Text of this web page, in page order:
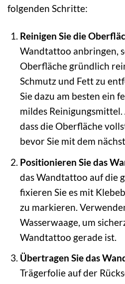
folgenden Schritte:
Reinigen Sie die
Wandtattoo anbringen,
Oberfläche gründlich
Schmutz und Fett zu
Sie dazu am besten ein
mildes Reinigungsmittel.
dass die Oberfläche
bevor Sie mit dem
Positionieren Sie das
das Wandtattoo auf die
fixieren Sie es mit
zu markieren.
Wasserwaage, um
Wandtattoo gerade ist.
Übertragen Sie das
Trägerfolie auf der